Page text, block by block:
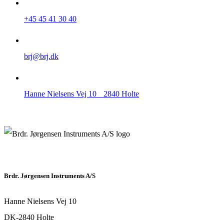
+45 45 41 30 40
brj@brj.dk
Hanne Nielsens Vej 10 2840 Holte
Brdr. Jørgensen Instruments A/S
Hanne Nielsens Vej 10
DK-2840 Holte